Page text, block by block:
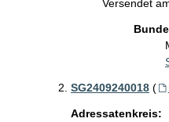
Versendet
SG2409240018 (
Adressatenkreis: